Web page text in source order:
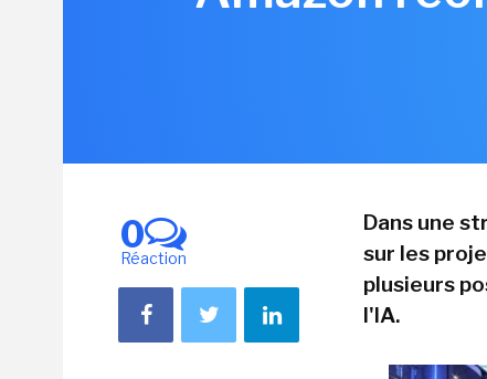
0
Réaction
Dans une
sur les
plusieurs
l'IA.